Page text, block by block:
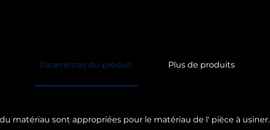
Paramètres du produit Plus de produits
matériau sont appropriées pour le matériau de l' pièce à usiner.